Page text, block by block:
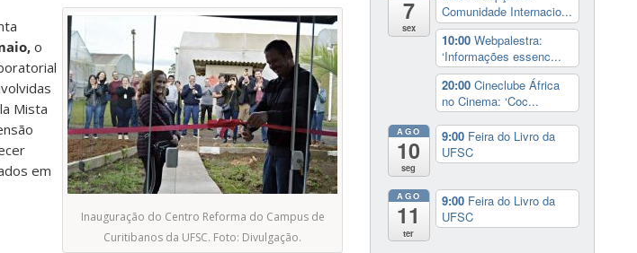
Inauguração do Centro Reforma do Campus de
Curitibanos da UFSC. Foto: Divulgação.
o
Mista
em
7
sex
Comunidade Internacio...
10:00 Webpalestra:
‘Informações essenc...
20:00 Cineclube África
no Cinema: ‘Coc...
AGO
10
seg
9:00 Feira do Livro da
UFSC
AGO
11
ter
9:00 Feira do Livro da
UFSC